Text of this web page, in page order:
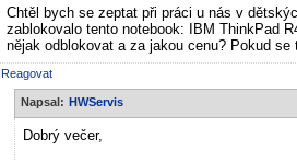
Chtěl bych se zeptat při práci u nás v
zablokovalo tento notebook: IBM ThinkPad
nějak odblokovat a za jakou cenu? Pokud
Reagovat
Napsal: HWServis
Dobrý večer,